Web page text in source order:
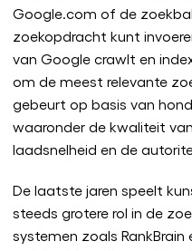
Google.com of de
zoekopdracht kunt
van Google crawlt en
om de meest relevante
gebeurt op basis van
waaronder de kwaliteit
laadsnelheid en de
De laatste jaren speelt
steeds grotere rol in de
systemen zoals RankBrain